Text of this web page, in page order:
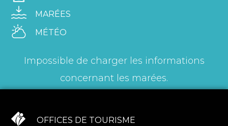
MARÉES
MÉTÉO
Impossible de charger les informations
concernant les marées.
OFFICES DE TOURISME